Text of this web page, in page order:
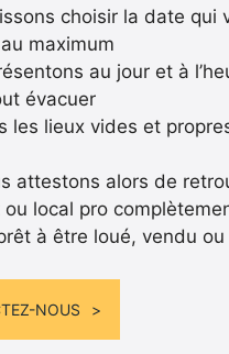
choisir la date qui
maximum
au jour et à
évacuer
les lieux vides et
attestons alors de
ou local pro
à être loué, vendu
NOUS